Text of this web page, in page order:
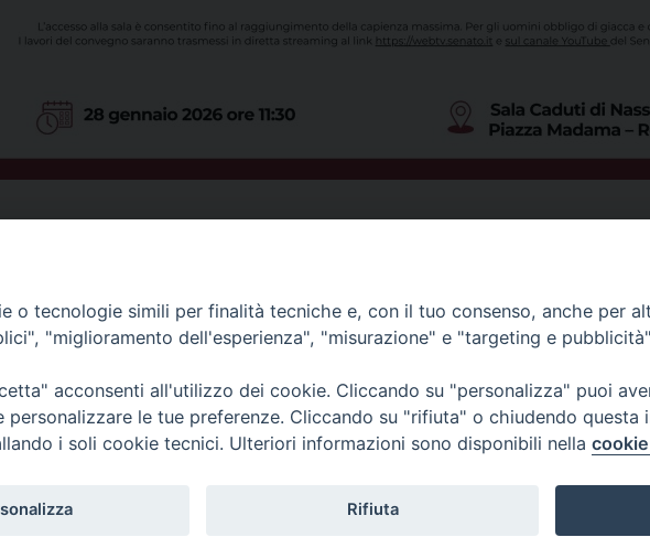
Fondazione Migrantes
o tecnologie simili per finalità tecniche e, con il tuo consenso, anche per
"miglioramento dell'esperienza", "misurazione" e "targeting e
acconsenti all'utilizzo dei cookie. Cliccando su "personalizza" puoi
le tue preferenze. Cliccando su "rifiuta" o chiudendo questa
i soli cookie tecnici. Ulteriori informazioni sono disponibili nella
Rifiuta